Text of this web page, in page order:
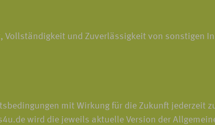
Vollständigkeit und Zuverlässigkeit von sonstigen
mit Wirkung für die Zukunft jederzeit
wird die jeweils aktuelle Version der